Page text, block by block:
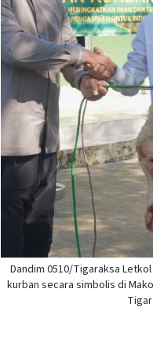
Dandim 0510/Tigaraksa
kurban secara simbolis di